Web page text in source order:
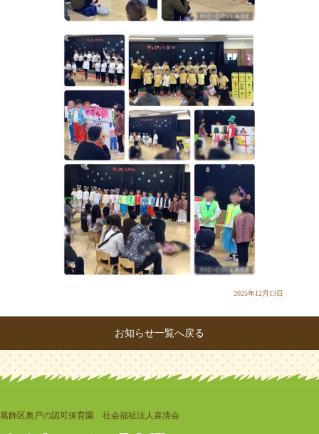
2025年12月13日
お知らせ一覧へ戻る
葛飾区奥戸の認可保育園 社会福祉法人喜清会